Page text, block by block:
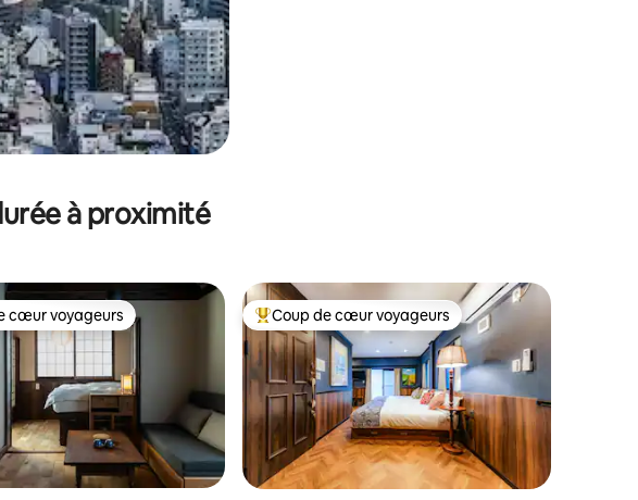
à proximité
voyageurs les plus appréciés
cœur voyageurs Coups de cœur voyageurs les plus appréciés
Coup de cœur voyageurs